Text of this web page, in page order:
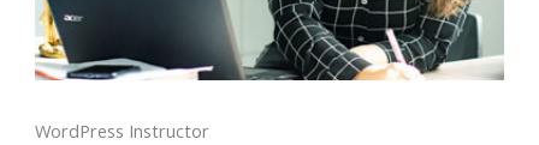
WordPress Instructor